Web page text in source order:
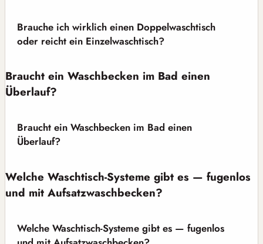
Brauche ich wirklich einen Doppelwaschtisch
oder reicht ein Einzelwaschtisch?
Braucht ein Waschbecken im Bad einen
Überlauf?
Braucht ein Waschbecken im Bad einen
Überlauf?
Welche Waschtisch-Systeme gibt es — fugenlos
und mit Aufsatzwaschbecken?
Welche Waschtisch-Systeme gibt es — fugenlos